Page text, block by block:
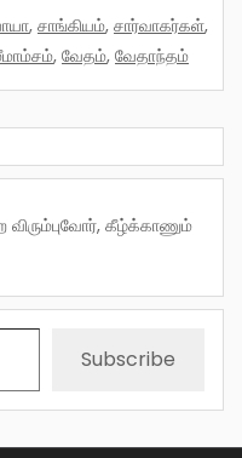
, சாங்கியம், சார்வாகர்கள்,
, வேதம், வேதாந்தம்
Subscribe